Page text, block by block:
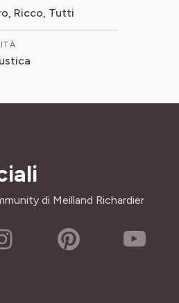
Ricco, Tutti
di Meilland Richardier